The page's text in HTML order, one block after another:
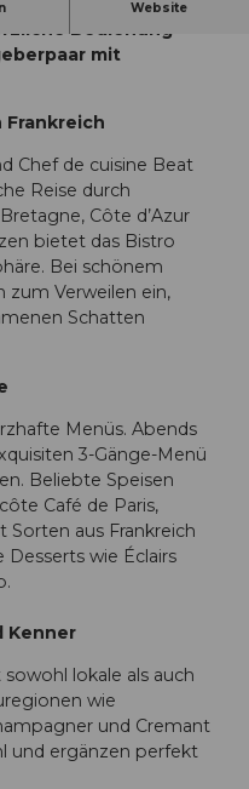
Website
Bedienung
mit
Frankreich
Chef de cuisine Beat
Reise durch
Côte d’Azur
bietet das Bistro
Bei schönem
zum Verweilen ein,
Schatten
Menüs. Abends
3-Gänge-Menü
Beliebte Speisen
Café de Paris,
Sorten aus Frankreich
Desserts wie Éclairs
Kenner
lokale als auch
wie
und Cremant
und ergänzen perfekt